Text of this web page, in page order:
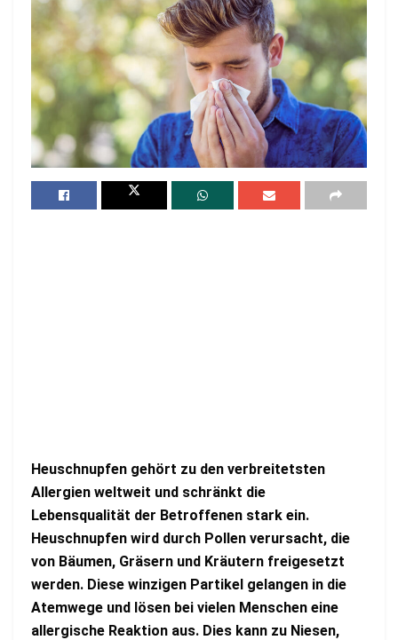
Heuschnupfen gehört zu den verbreitetsten
Allergien weltweit und schränkt die
Lebensqualität der Betroffenen stark ein.
Heuschnupfen wird durch Pollen verursacht, die
von Bäumen, Gräsern und Kräutern freigesetzt
werden. Diese winzigen Partikel gelangen in die
Atemwege und lösen bei vielen Menschen eine
allergische Reaktion aus. Dies kann zu Niesen,